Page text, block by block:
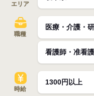
エリア
職種
時給